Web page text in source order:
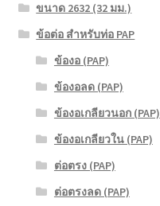
ขนาด 2632 (32 มม.)
ข้อต่อ สำหรับท่อ PAP
ข้องอ (PAP)
ข้องอลด (PAP)
ข้องอเกลียวนอก (PAP)
ข้องอเกลียวใน (PAP)
ต่อตรง (PAP)
ต่อตรงลด (PAP)